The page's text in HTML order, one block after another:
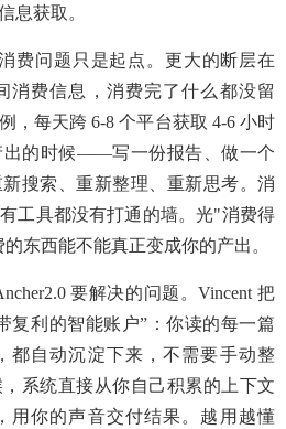
息获取。
费问题只是起点。更大的断层在
消费信息，消费完了什么都没留
，每天跨 6-8 个平台获取 4-6 小时
出的时候——写一份报告、做一个
搜索、重新整理、重新思考。消
工具都没有打通的墙。光"消费得
东西能不能真正变成你的产出。
要解决的问题。Vincent 把
复利的智能账户”：你读的每一篇
都自动沉淀下来，不需要手动整
系统直接从你自己积累的上下文
用你的声音交付结果。越用越懂